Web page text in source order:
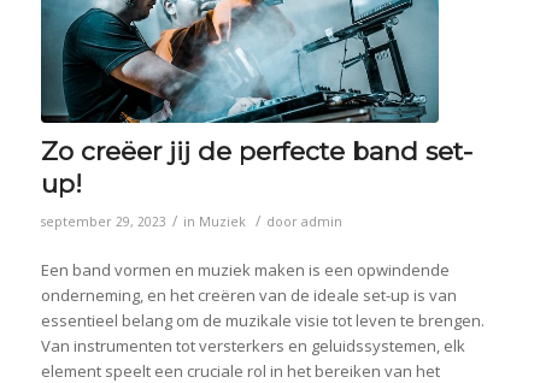
Zo creëer jij de perfecte band set-
up!
september 29, 2023 / in Muziek / door admin
Een band vormen en muziek maken is een opwindende
onderneming, en het creëren van de ideale set-up is van
essentieel belang om de muzikale visie tot leven te brengen.
Van instrumenten tot versterkers en geluidssystemen, elk
element speelt een cruciale rol in het bereiken van het